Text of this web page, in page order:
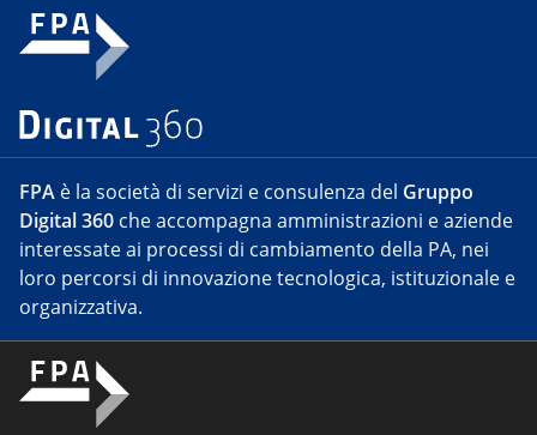
FPA è la società di servizi e consulenza del Gruppo
Digital 360 che accompagna amministrazioni e aziende
interessate ai processi di cambiamento della PA, nei
loro percorsi di innovazione tecnologica, istituzionale e
organizzativa.